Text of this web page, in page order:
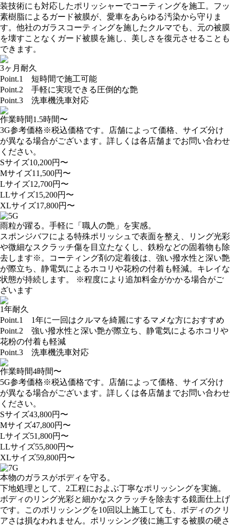
装技術にも対応したポリッシャーでコーティングを施工。フッ
素樹脂によるガード被膜が、愛車をあらゆる汚染から守りま
す。他社のガラスコーティングを施したクルマでも、元の被膜
を壊すことなくガード被膜を施し、美しさを復元させることも
できます。
3ヶ月耐久
Point.1 短時間で施工可能
Point.2 手軽に実現できる圧倒的な艶
Point.3 洗車機洗車対応
作業時間1.5時間〜
3G参考価格※税込価格です。店舗によって価格、サイズ分け
が異なる場合がございます。詳しくは各店舗までお問い合わせ
ください。
Sサイズ10,200円〜
Mサイズ11,500円〜
Lサイズ12,700円〜
LLサイズ15,200円〜
XLサイズ17,800円〜
雨粒が躍る。手軽に「職人の艶」を実感。
スポンジバフによる特殊ポリッシュで表面を整え、リング光彩
や微細なスクラッチ傷を目立たなくし、鉄粉などの固着物も除
去します※。コーティング剤の定着後は、強い撥水性と深い艶
が際立ち、静電気によるホコリや花粉の付着も軽減。キレイな
状態が持続します。
※程度により追加料金がかかる場合がご
ざいます
1年耐久
Point.1 1年に一回はクルマを綺麗にするマメな方におすすめ
Point.2 強い撥水性と深い艶が際立ち、静電気によるホコリや
花粉の付着も軽減
Point.3 洗車機洗車対応
作業時間4時間〜
5G参考価格※税込価格です。店舗によって価格、サイズ分け
が異なる場合がございます。詳しくは各店舗までお問い合わせ
ください。
Sサイズ43,800円〜
Mサイズ47,800円〜
Lサイズ51,800円〜
LLサイズ55,800円〜
XLサイズ59,800円〜
本物のガラスがボディを守る。
下地処理として、2工程におよぶ丁寧なポリッシングを実施。
ボディのリング光彩と細かなスクラッチを除去する鏡面仕上げ
です。このポリッシングを10回以上施工しても、ボディのクリ
アさは損なわれません。ポリッシング後に施工する被膜の硬さ